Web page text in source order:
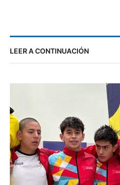
LEER A CONTINUACIÓN